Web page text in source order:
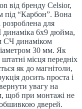
від бренду Celsior,
під “Карбон”. Вона
для
динаміка 6х9 дюйма,
СЧ динаміком
30 мм. Як
місця передніх
як до магнітоли,
досить проста і
увагу на
щоб при монтажі не
дверей.